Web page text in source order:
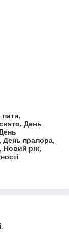
День
День прапора,
Новий рік,